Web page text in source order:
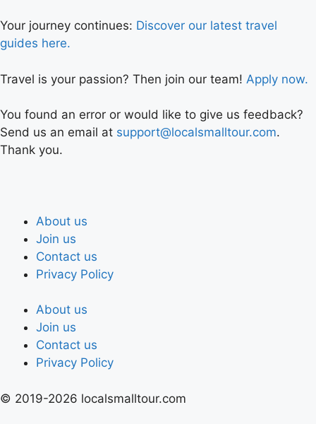
Your journey continues: Discover our latest travel
guides here.
Travel is your passion? Then join our team! Apply now.
You found an error or would like to give us feedback?
Send us an email at support@localsmalltour.com.
Thank you.
About us
Join us
Contact us
Privacy Policy
About us
Join us
Contact us
Privacy Policy
© 2019-2026 localsmalltour.com